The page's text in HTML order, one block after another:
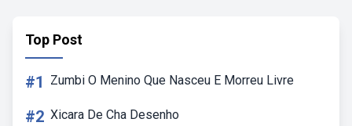
Top Post
#1 Zumbi O Menino Que Nasceu E Morreu Livre
#2 Xicara De Cha Desenho